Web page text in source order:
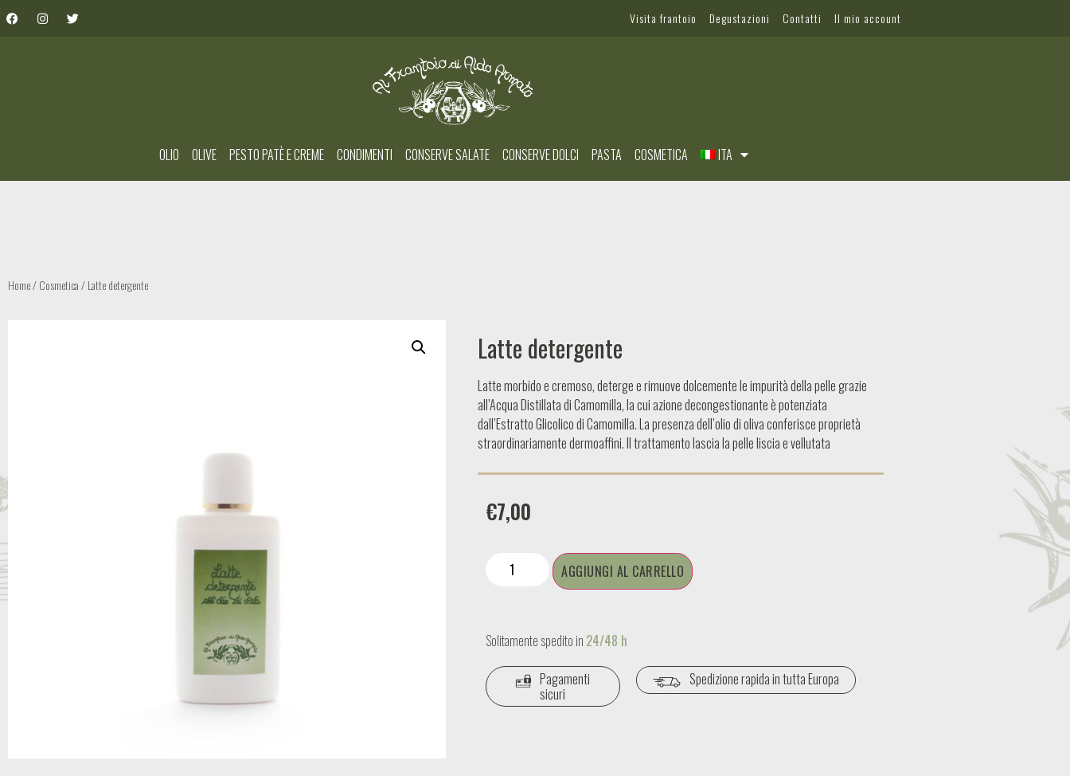
Visita frantoio Degustazioni Contatti Il mio account
OLIO OLIVE PESTO PATÈ E CREME CONDIMENTI CONSERVE SALATE CONSERVE DOLCI PASTA COSMETICA ITA
Home/Cosmetica/ Latte detergente
Latte detergente
Latte morbido e cremoso, deterge e rimuove dolcemente le impurità della pelle grazie
all’Acqua Distillata di Camomilla, la cui azione decongestionante è potenziata
dall’Estratto Glicolico di Camomilla. La presenza dell’olio di oliva conferisce proprietà
straordinariamente dermoaffini. Il trattamento lascia la pelle liscia e vellutata
€7,00
AGGIUNGI AL CARRELLO
Solitamente spedito in 24/48 h
Pagamenti
sicuri
Spedizione rapida in tutta Europa